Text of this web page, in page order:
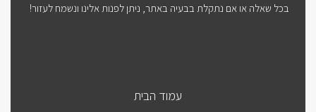
בכל שאלה או אם נתקלת בבעיה באתר, ניתן לפנות אלינו ונשמח לעזור!
עמוד הבית